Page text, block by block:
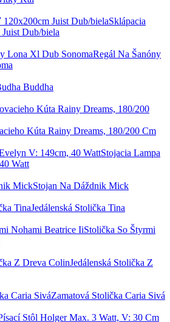
Sklápacia
Dub/biela
Regál Na Šanóny
Buddha
Kúta Rainy Dreams, 180/200 Cm
Stojacia Lampa
Watt
Stojan Na Dáždnik Mick
Jedálenská Stolička Tina
Stolička So Štyrmi
Jedálenská Stolička Z
Zamatová Stolička Caria Sivá